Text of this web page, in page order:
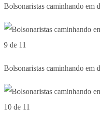
Bolsonaristas caminhando em
9 de 11
Bolsonaristas caminhando em
10 de 11